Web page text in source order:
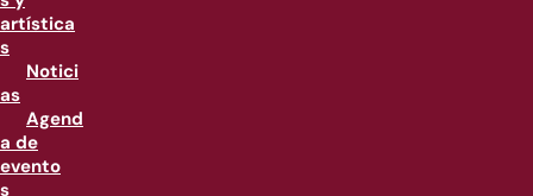
artística
s
Notici
as
Agend
a de
evento
s